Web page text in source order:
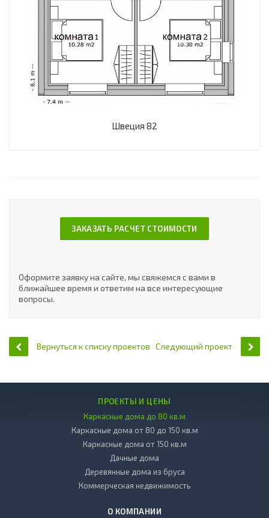
Швеция 82
ЗАКАЗАТЬ РАСЧЕТ СТОИМОСТИ
Оформите заявку на сайте, мы свяжемся с вами в
ближайшее время и ответим на все интересующие
вопросы.
Вернуться к списку проектов Следующий проект
ПРОЕКТЫ И ЦЕНЫ
Каркасные дома до 80 кв.м
Каркасные дома от 80 до 150 кв.м
Каркасные дома от 150 кв.м
Дачные дома
Деревянные дома из бруса
Коммерческая недвижимость
О КОМПАНИИ